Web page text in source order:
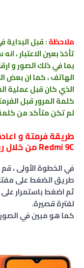
ملاحظة: قبل البداية
تأخذ بعين الاعتبار ،
بمافي ذلك الصور و
الهاتف ، كما ان بعض
الذي كان قبل عملية
كلمة المرور قبل
لم تكن متأكد من
Redmi 9C من خلال ريكوفري
في الخطوة الأولى ،
طريق الضغط على
ثم اضغط باستمرار
لفترة قصيرة.
كما هو مبين في